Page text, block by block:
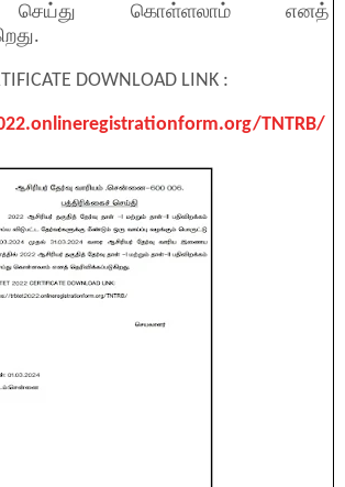
செய்து கொள்ளலாம் எனத்
DOWNLOAD LINK :
TNTRB/